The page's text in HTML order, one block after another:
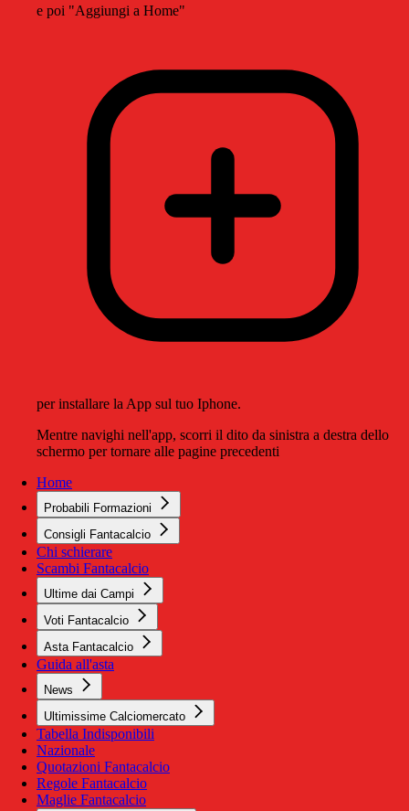
e poi "Aggiungi a Home"
per installare la App sul tuo Iphone.
Mentre navighi nell'app, scorri il dito da sinistra a destra dello
schermo per tornare alle pagine precedenti
Home
Probabili Formazioni
Consigli Fantacalcio
Chi schierare
Scambi Fantacalcio
Ultime dai Campi
Voti Fantacalcio
Asta Fantacalcio
Guida all'asta
News
Ultimissime Calciomercato
Tabella Indisponibili
Nazionale
Quotazioni Fantacalcio
Regole Fantacalcio
Maglie Fantacalcio